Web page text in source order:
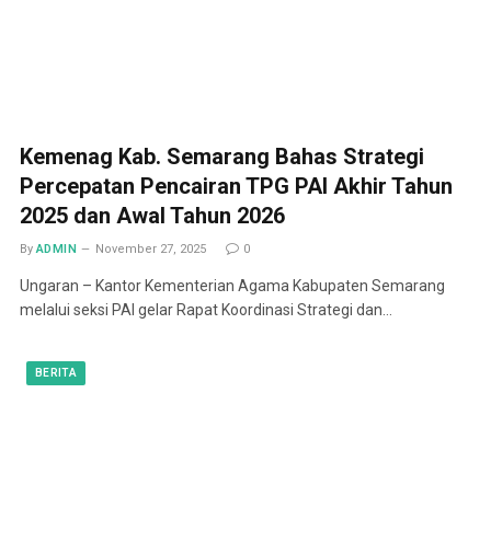
Kemenag Kab. Semarang Bahas Strategi
Percepatan Pencairan TPG PAI Akhir Tahun
2025 dan Awal Tahun 2026
By ADMIN November 27, 2025 0
Ungaran – Kantor Kementerian Agama Kabupaten Semarang
melalui seksi PAI gelar Rapat Koordinasi Strategi dan…
BERITA